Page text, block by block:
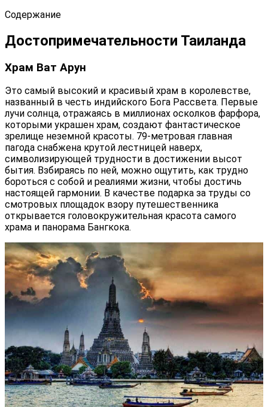
Содержание
Достопримечательности Таиланда
Храм Ват Арун
Это самый высокий и красивый храм в королевстве,
названный в честь индийского Бога Рассвета. Первые
лучи солнца, отражаясь в миллионах осколков фарфора,
которыми украшен храм, создают фантастическое
зрелище неземной красоты. 79-метровая главная
пагода снабжена крутой лестницей наверх,
символизирующей трудности в достижении высот
бытия. Взбираясь по ней, можно ощутить, как трудно
бороться с собой и реалиями жизни, чтобы достичь
настоящей гармонии. В качестве подарка за труды со
смотровых площадок взору путешественника
открывается головокружительная красота самого
храма и панорама Бангкока.